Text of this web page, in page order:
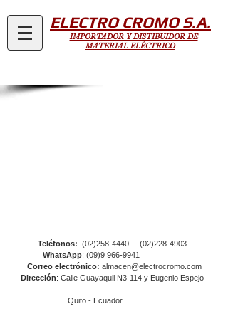
ELECTRO CROMO S.A.
IMPORTADOR Y DISTIBUIDOR DE
MATERIAL ELÉCTRICO
Teléfonos: (02)258-4440
(02)228-4903
WhatsApp: (09)9 966-9941
Correo electrónico: almacen@electrocromo.com
Dirección: Calle Guayaquil N3-114 y Eugenio Espejo
Quito - Ecuador